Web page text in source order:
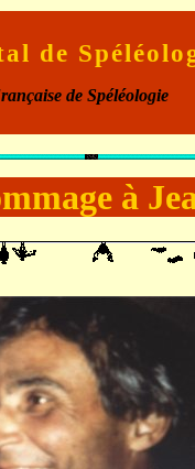
de
de Spéléologie
à